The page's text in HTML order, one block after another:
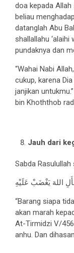
doa kepada
beliau
datanglah Abu
shallallahu
pundaknya dan
“Wahai Nabi
cukup, karena
janjikan
bin Khoththob
Jauh dari
Sabda Rasulullah
اللهَ يَغْضَبْ عَلَیْهِ
“Barang siapa
akan marah
At-Tirmidzi V/
anhu. Dan